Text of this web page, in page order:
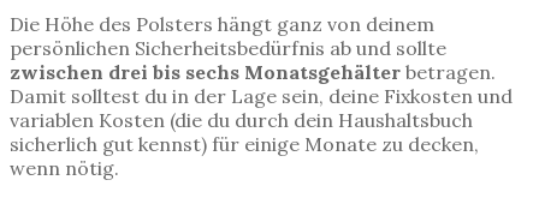
Die Höhe des Polsters hängt ganz von deinem
persönlichen Sicherheitsbedürfnis ab und sollte
zwischen drei bis sechs Monatsgehälter betragen.
Damit solltest du in der Lage sein, deine Fixkosten und
variablen Kosten (die du durch dein Haushaltsbuch
sicherlich gut kennst) für einige Monate zu decken,
wenn nötig.